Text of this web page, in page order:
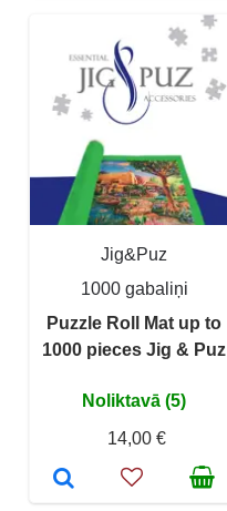
Jig&Puz
1000 gabaliņi
Puzzle Roll Mat up to
1000 pieces Jig & Puz
Noliktavā (5)
14,00 €